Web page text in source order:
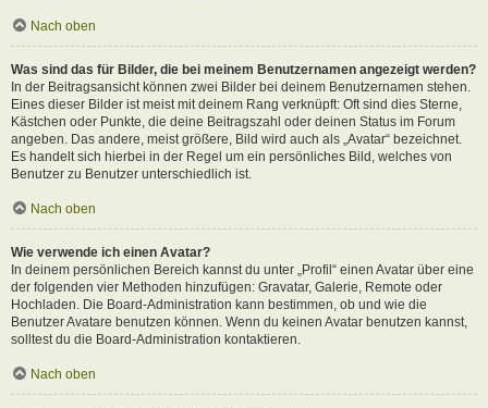
Nach oben
Was sind das für Bilder, die bei meinem Benutzernamen angezeigt werden?
In der Beitragsansicht können zwei Bilder bei deinem Benutzernamen stehen.
Eines dieser Bilder ist meist mit deinem Rang verknüpft: Oft sind dies Sterne,
Kästchen oder Punkte, die deine Beitragszahl oder deinen Status im Forum
angeben. Das andere, meist größere, Bild wird auch als „Avatar“ bezeichnet.
Es handelt sich hierbei in der Regel um ein persönliches Bild, welches von
Benutzer zu Benutzer unterschiedlich ist.
Nach oben
Wie verwende ich einen Avatar?
In deinem persönlichen Bereich kannst du unter „Profil“ einen Avatar über eine
der folgenden vier Methoden hinzufügen: Gravatar, Galerie, Remote oder
Hochladen. Die Board-Administration kann bestimmen, ob und wie die
Benutzer Avatare benutzen können. Wenn du keinen Avatar benutzen kannst,
solltest du die Board-Administration kontaktieren.
Nach oben